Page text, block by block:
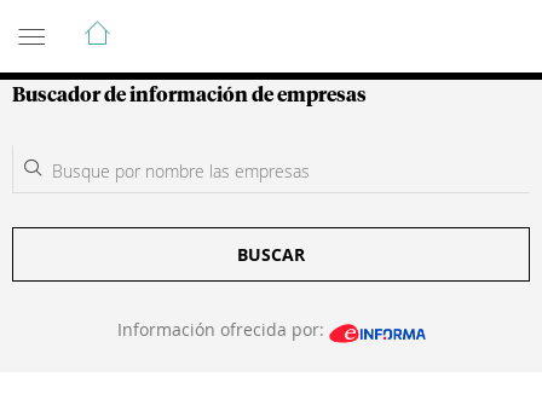
Guía de Empresas Colombianas
Buscador de información de empresas
BUSCAR
Información ofrecida por: